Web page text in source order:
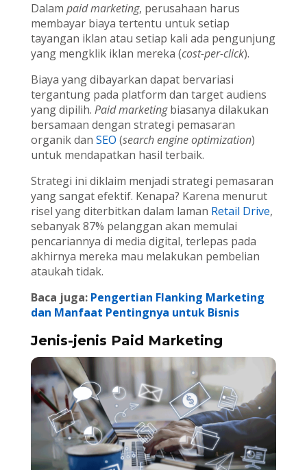
Dalam paid marketing, perusahaan harus
membayar biaya tertentu untuk setiap
tayangan iklan atau setiap kali ada pengunjung
yang mengklik iklan mereka (cost-per-click).
Biaya yang dibayarkan dapat bervariasi
tergantung pada platform dan target audiens
yang dipilih. Paid marketingbiasanya dilakukan
bersamaan dengan strategi pemasaran
organik dan SEO (search engine optimization)
untuk mendapatkan hasil terbaik.
Strategi ini diklaim menjadi strategi pemasaran
yang sangat efektif. Kenapa? Karena menurut
risel yang diterbitkan dalam laman Retail Drive,
sebanyak 87% pelanggan akan memulai
pencariannya di media digital, terlepas pada
akhirnya mereka mau melakukan pembelian
ataukah tidak.
Baca juga: Pengertian Flanking Marketing
dan Manfaat Pentingnya untuk Bisnis
Jenis-jenis Paid Marketing